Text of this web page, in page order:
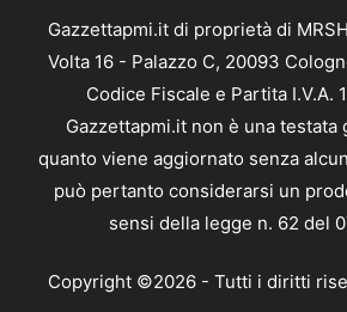
Gazzettapmi.it di proprietà di
Volta 16 - Palazzo C, 20093
Codice Fiscale e Partita I.V.A.
Gazzettapmi.it non è una testata
quanto viene aggiornato senza
può pertanto considerarsi un
sensi della legge n. 62 del
Copyright ©2026 - Tutti i diritti